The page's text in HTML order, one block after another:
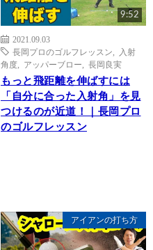
9:52
2021.09.03
長岡プロのゴルフレッスン
入射
角度
アッパーブロー 長岡良実
もっと飛距離を伸ばすには
「自分に合った入射角」を見
つけるのが近道！｜長岡プロ
のゴルフレッスン
アイアンの打ち方